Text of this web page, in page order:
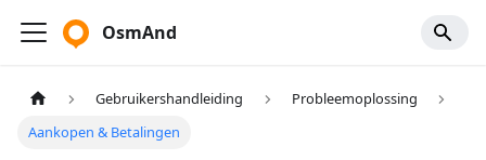
OsmAnd
Gebruikershandleiding
Probleemoplossing
Aankopen & Betalingen